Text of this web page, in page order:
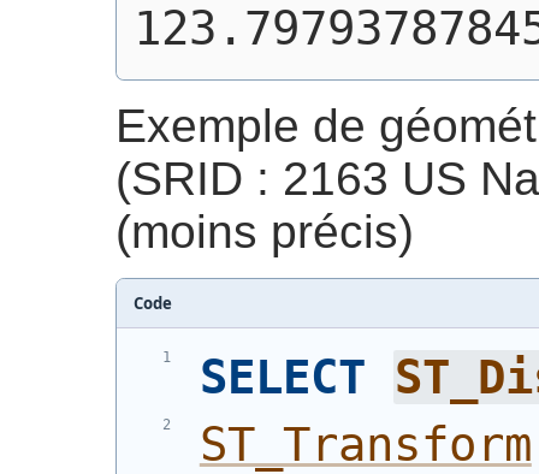
Exemple de
(SRID : 2163 US
(moins précis)
Code
SELECT
ST_Transform